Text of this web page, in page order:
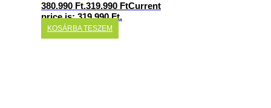
380.990 Ft.319.990 FtCurrent
price is: 319.990 Ft.
KOSÁRBA TESZEM